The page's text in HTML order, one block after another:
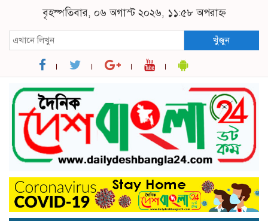
বৃহস্পতিবার, ০৬ অগাস্ট ২০২৬, ১১:৫৮ অপরাহ্ন
খুঁজুন